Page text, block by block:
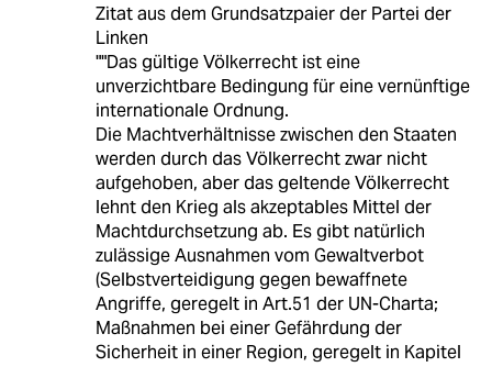
Zitat aus dem Grundsatzpaier der Partei der
Linken
""Das gültige Völkerrecht ist eine
unverzichtbare Bedingung für eine vernünftige
internationale Ordnung.
Die Machtverhältnisse zwischen den Staaten
werden durch das Völkerrecht zwar nicht
aufgehoben, aber das geltende Völkerrecht
lehnt den Krieg als akzeptables Mittel der
Machtdurchsetzung ab. Es gibt natürlich
zulässige Ausnahmen vom Gewaltverbot
(Selbstverteidigung gegen bewaffnete
Angriffe, geregelt in Art.51 der UN-Charta;
Maßnahmen bei einer Gefährdung der
Sicherheit in einer Region, geregelt in Kapitel